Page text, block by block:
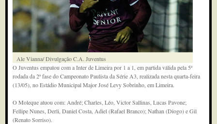
Ale Vianna/ Divulgação C.A. Juventus
O Juventus empatou com a Inter de Limeira por 1 a 1, em partida válida pela 5ª
rodada da 2ª fase do Campeonato Paulista da Série A3, realizada nesta quarta-feira
(13/05), no Estádio Municipal Major José Levy Sobrinho, em Limeira.
O Moleque atuou com: André; Charles, Léo, Victor Sallinas, Lucas Pavone;
Fellipe Nunes, Derli, Daniel Costa, Adiel (Rafael Branco); Nathan (Diogo) e Gil
(Renato Sorriso).